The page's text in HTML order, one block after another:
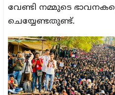
വേണ്ടി നമ്മുടെ
ചെയ്യേണ്ടതുണ്ട്.